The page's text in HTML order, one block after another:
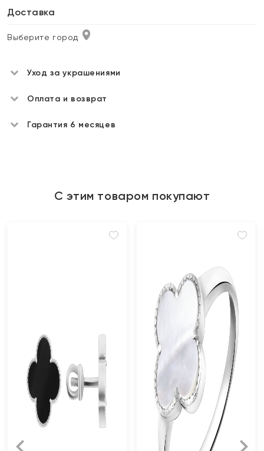
Доставка
Выберите город
Уход за украшениями
Оплата и возврат
Гарантия 6 месяцев
С этим товаром покупают